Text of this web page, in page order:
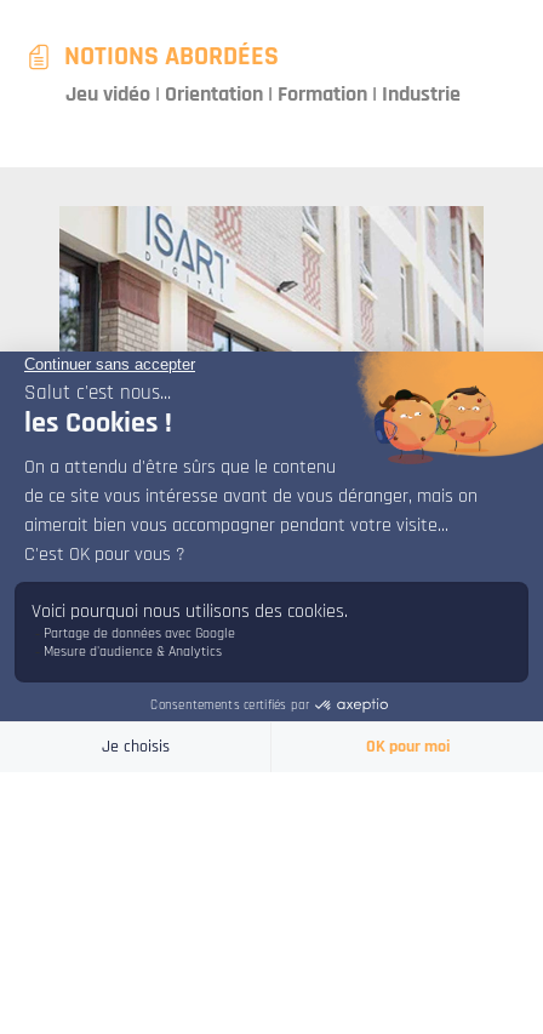
NOTIONS ABORDÉES
Jeu vidéo | Orientation | Formation | Industrie
INSCRIPTION
INFOS PRATIQUES
Bonjour, bienvenue sur le chat d'ISART Digital.
Je suis là pour répondre à vos questions.